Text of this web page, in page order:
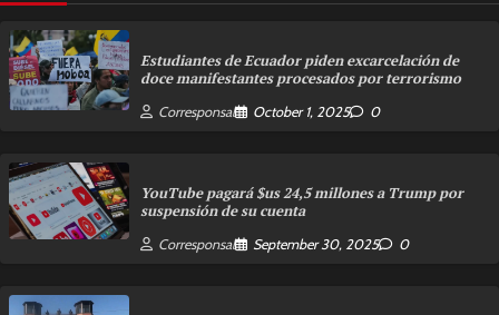
Estudiantes de Ecuador piden excarcelación de
doce manifestantes procesados por terrorismo
Corresponsal October 1, 2025 0
YouTube pagará $us 24,5 millones a Trump por
suspensión de su cuenta
Corresponsal September 30, 2025 0